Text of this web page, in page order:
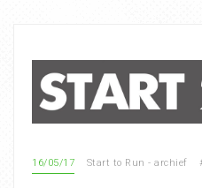
16/05/17 Start to Run - archief